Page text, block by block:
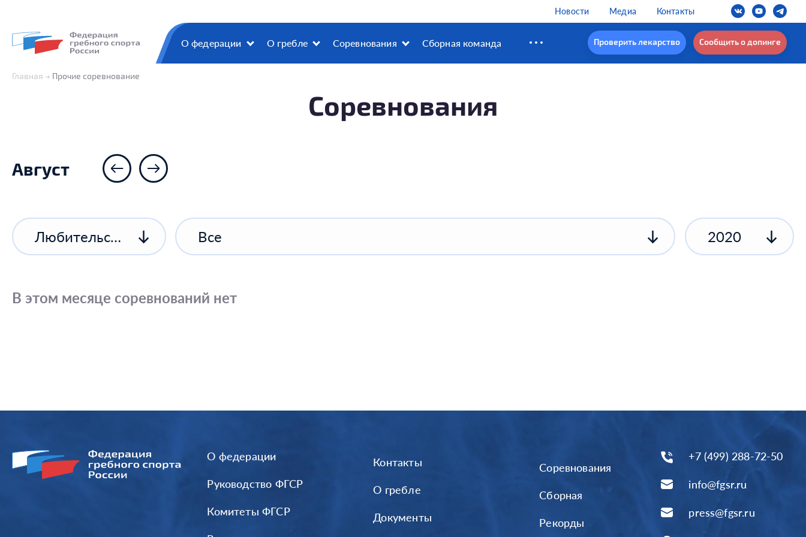
Новости Медиа Контакты
О федерации О гребле Соревнования Сборная команда Проверить лекарство Сообщить о допинге
Главная Прочие соревнование
Соревнования
Август
Любительские соревнования Все 2020
В этом месяце соревнований нет
О федерации
Руководство ФГСР
Комитеты ФГСР
Контакты
О гребле
Документы
Соревнования
Сборная
Рекорды
+7 (499) 288-72-50
info@fgsr.ru
press@fgsr.ru